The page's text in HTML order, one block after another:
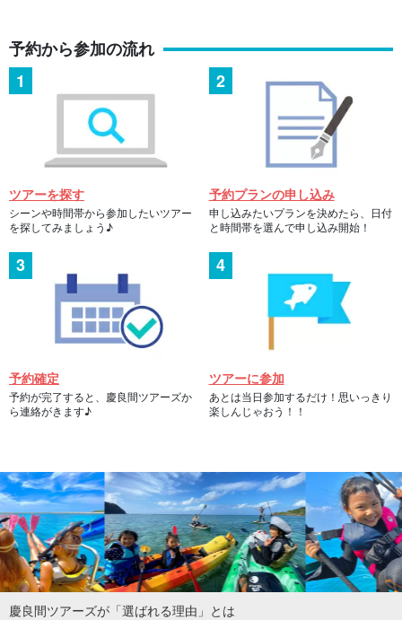
予約から参加の流れ
ツアーを探す
シーンや時間帯から参加したいツアー
を探してみましょう♪
予約プランの申し込み
申し込みたいプランを決めたら、日付
と時間帯を選んで申し込み開始！
予約確定
予約が完了すると、慶良間ツアーズか
ら連絡がきます♪
ツアーに参加
あとは当日参加するだけ！思いっきり
楽しんじゃおう！！
慶良間ツアーズが「選ばれる理由」とは